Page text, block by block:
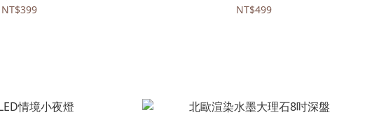
NT$399
NT$499